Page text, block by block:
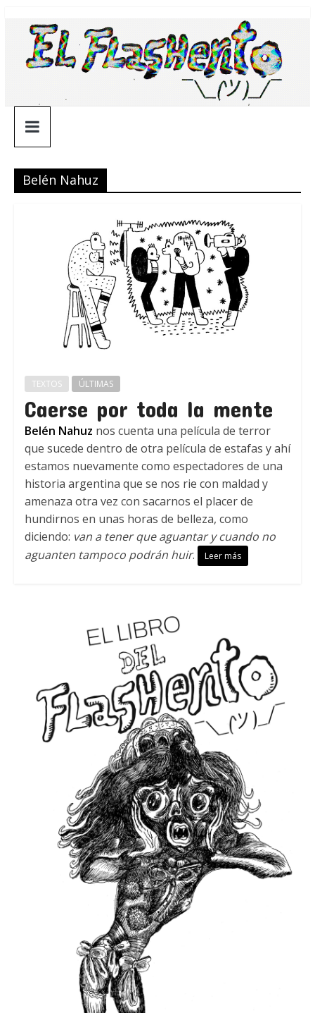
contenido
¯\_(ツ)_/
¯
Belén Nahuz
TEXTOS ÚLTIMAS
Caerse por toda la mente
Belén Nahuz nos cuenta una película de terror
que sucede dentro de otra película de estafas y ahí
estamos nuevamente como espectadores de una
historia argentina que se nos rie con maldad y
amenaza otra vez con sacarnos el placer de
hundirnos en unas horas de belleza, como
diciendo: van a tener que aguantar y cuando no
aguanten tampoco podrán huir. Leer más